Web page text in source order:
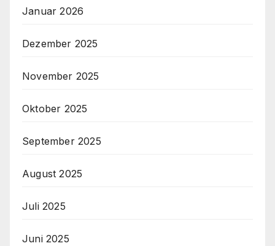
Januar 2026
Dezember 2025
November 2025
Oktober 2025
September 2025
August 2025
Juli 2025
Juni 2025